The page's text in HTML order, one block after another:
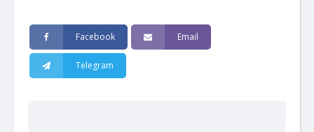
Facebook Email
Telegram